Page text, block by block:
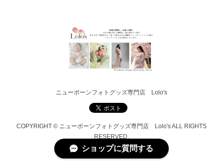
ニューボーンフォトグッズ専門店 Lolo's
COPYRIGHT © ニューボーンフォトグッズ専門店 Lolo's ALL RIGHTS
RESERVED.
ショップに質問する